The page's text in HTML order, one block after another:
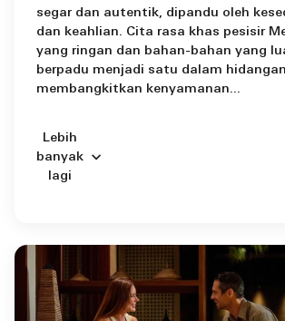
segar dan autentik, dipandu oleh
dan keahlian. Cita rasa khas pesisir
yang ringan dan bahan-bahan yang
berpadu menjadi satu dalam
membangkitkan kenyamanan...
Lebih
banyak
lagi